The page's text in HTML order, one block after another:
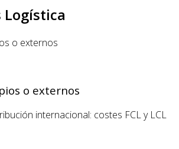
Logística
o externos